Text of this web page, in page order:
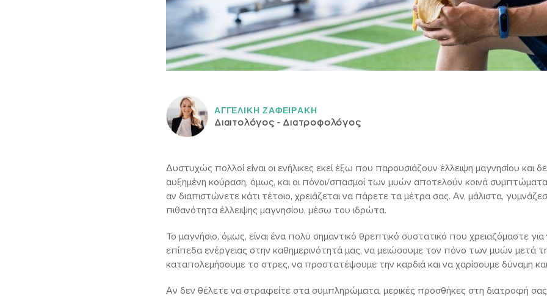
ΑΓΓΕΛΙΚH ΖΑΦΕΙΡAΚΗ
Διαιτολόγος - Διατροφολόγος
Δυστυχώς πολλοί είναι οι ενήλικες εκεί έξω που παρουσιάζουν έλλειψη μαγνησίου και
αυξημένη κούραση, όμως, και οι πόνοι/σπασμοί των μυών αποτελούν κοινά συμπτώματα
αν διαπιστώνετε κάτι τέτοιο, χρειάζεται να πάρετε τα μέτρα σας. Αν, μάλιστα,
πιθανότητα έλλειψης μαγνησίου, μέσω του ιδρώτα.
Το μαγνήσιο, όμως, είναι ένα πολύ σημαντικό θρεπτικό συστατικό που χρειαζόμαστε
επίπεδα ενέργειας στην καθημερινότητά μας, να μειώσουμε τον πόνο των μυών μετά
καταπολεμήσουμε το στρες, να προστατέψουμε την καρδιά και να χαρίσουμε δύναμη
Αν δεν θέλετε να στραφείτε στα συμπληρώματα, μερικές προσθήκες στη διατροφή